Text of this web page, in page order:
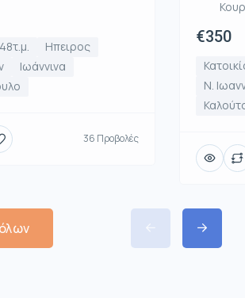
48τ.μ.
Ηπειρος
Ιωάννινα
36 Προβολές
€350
Ν.